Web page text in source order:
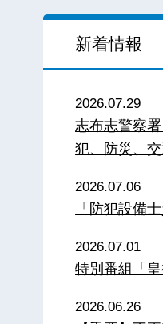
新着情報
2026.07.29
志布志警察
犯、防災、
2026.07.06
「防犯設備
2026.07.01
特別番組「
2026.06.26